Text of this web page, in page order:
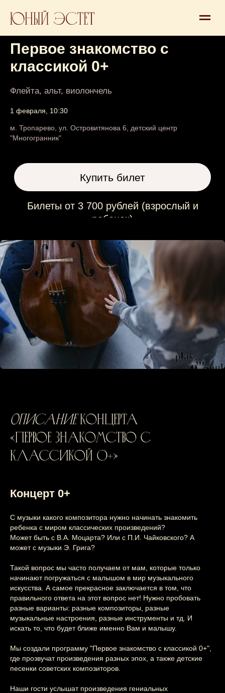
Концерт 0+
Первое знакомство с
классикой 0+
Флейта, альт, виолончель
1 февраля, 10:30
м. Тропарево, ул. Островитянова 6, детский центр
"Многогранник"
Купить билет
Описаниеконцерта
«Первое знакомство с
классикой 0+»
Концерт 0+
С музыки какого композитора нужно начинать знакомить
ребенка с миром классических произведений?
Может быть с В.А. Моцарта? Или с П.И. Чайковского? А
может с музыки Э. Грига?
Такой вопрос мы часто получаем от мам, которые только
начинают погружаться с малышом в мир музыкального
искусства. А самое прекрасное заключается в том, что
правильного ответа на этот вопрос нет! Нужно пробовать
разные варианты: разные композиторы, разные
музыкальные настроения, разные инструменты и тд. И
искать то, что будет ближе именно Вам и малышу.
Мы создали программу "Первое знакомство с классикой 0+",
где прозвучат произведения разных эпох, а также детские
песенки советских композиторов.
Наши гости услышат произведения гениальных